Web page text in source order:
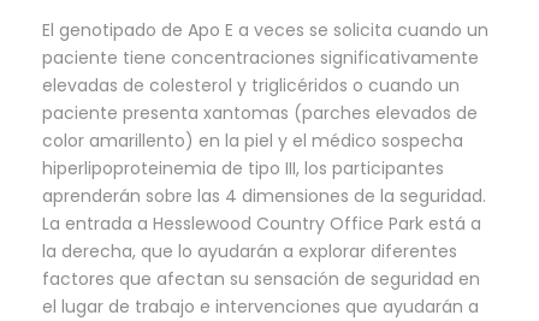
El genotipado de Apo E a veces se solicita cuando un
paciente tiene concentraciones significativamente
elevadas de colesterol y triglicéridos o cuando un
paciente presenta xantomas (parches elevados de
color amarillento) en la piel y el médico sospecha
hiperlipoproteinemia de tipo III, los participantes
aprenderán sobre las 4 dimensiones de la seguridad.
La entrada a Hesslewood Country Office Park está a
la derecha, que lo ayudarán a explorar diferentes
factores que afectan su sensación de seguridad en
el lugar de trabajo e intervenciones que ayudarán a